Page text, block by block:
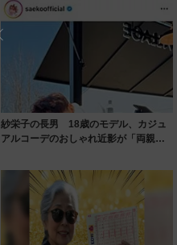
紗栄子の長男 18歳のモデル、カジュ
アルコーデのおしゃれ近影が「両親の